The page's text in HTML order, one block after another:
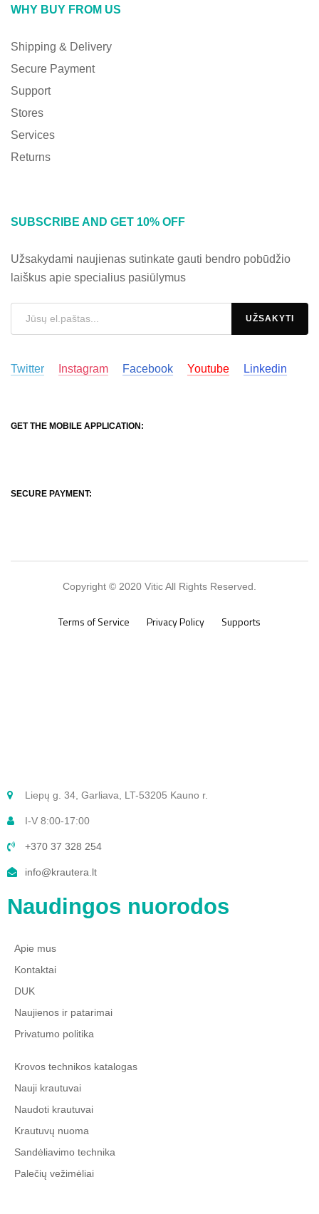
WHY BUY FROM US
Shipping & Delivery
Secure Payment
Support
Stores
Services
Returns
SUBSCRIBE AND GET 10% OFF
Užsakydami naujienas sutinkate gauti bendro pobūdžio
laiškus apie specialius pasiūlymus
Twitter Instagram Facebook Youtube Linkedin
GET THE MOBILE APPLICATION:
SECURE PAYMENT:
Copyright © 2020 Vitic All Rights Reserved.
Terms of Service Privacy Policy Supports
Liepų g. 34, Garliava, LT-53205 Kauno r.
I-V 8:00-17:00
+370 37 328 254
info@krautera.lt
Naudingos nuorodos
Apie mus
Kontaktai
DUK
Naujienos ir patarimai
Privatumo politika
Krovos technikos katalogas
Nauji krautuvai
Naudoti krautuvai
Krautuvų nuoma
Sandėliavimo technika
Palečių vežimėliai